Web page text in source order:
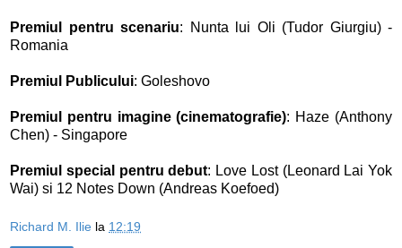
Premiul pentru scenariu: Nunta lui Oli (Tudor Giurgiu) -
Romania
Premiul Publicului: Goleshovo
Premiul pentru imagine (cinematografie): Haze (Anthony
Chen) - Singapore
Premiul special pentru debut: Love Lost (Leonard Lai Yok
Wai) si 12 Notes Down (Andreas Koefoed)
Richard M. Ilie la 12:19